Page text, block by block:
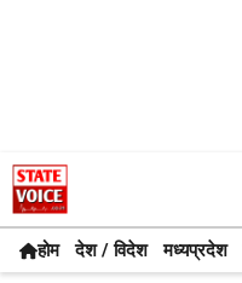
Skip
to
content
होम देश / विदेश मध्यप्रदेश